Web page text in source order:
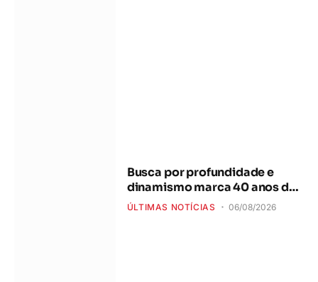
Busca por profundidade e
dinamismo marca 40 anos do
Revista Brasil
ÚLTIMAS NOTÍCIAS 06/08/2026